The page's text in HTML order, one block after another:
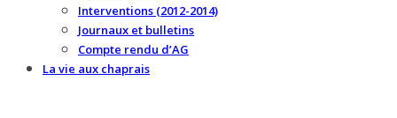
Interventions (2012-2014)
Journaux et bulletins
Compte rendu d’AG
La vie aux chaprais